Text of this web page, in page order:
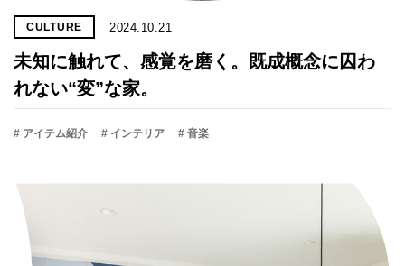
CULTURE 2024.10.21
未知に触れて、感覚を磨く。既成概念に囚わ
れない“変”な家。
# アイテム紹介 # インテリア # 音楽